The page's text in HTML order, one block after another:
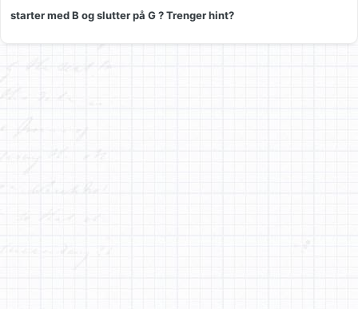
starter med B og slutter på G ? Trenger hint?